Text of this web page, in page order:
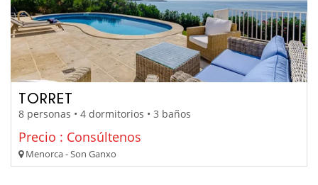
TORRET
8 personas • 4 dormitorios • 3 baños
Precio : Consúltenos
Menorca - Son Ganxo